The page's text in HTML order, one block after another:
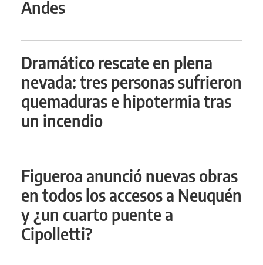
Andes
Dramático rescate en plena
nevada: tres personas sufrieron
quemaduras e hipotermia tras
un incendio
Figueroa anunció nuevas obras
en todos los accesos a Neuquén
y ¿un cuarto puente a
Cipolletti?